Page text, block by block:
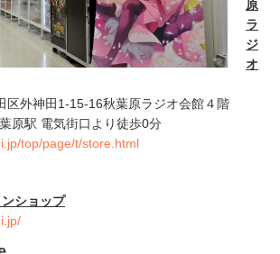
原
ラ
ジ
オ
区外神田1-15-16秋葉原ラジオ会館４階
原駅 電気街口より徒歩0分
top/page/t/store.html
ショップ